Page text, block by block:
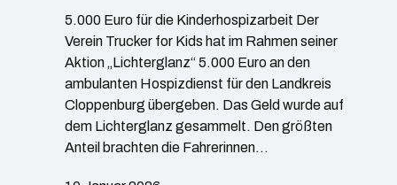
5.000 Euro für die Kinderhospizarbeit Der
Verein Trucker for Kids hat im Rahmen seiner
Aktion „Lichterglanz“ 5.000 Euro an den
ambulanten Hospizdienst für den Landkreis
Cloppenburg übergeben. Das Geld wurde auf
dem Lichterglanz gesammelt. Den größten
Anteil brachten die Fahrerinnen…